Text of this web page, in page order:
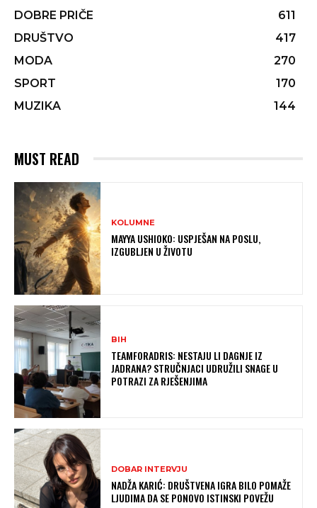
DOBRE PRIČE
611
DRUŠTVO
417
MODA
270
SPORT
170
MUZIKA
144
MUST READ
KOLUMNE
MAYYA USHIOKO: USPJEŠAN NA POSLU,
IZGUBLJEN U ŽIVOTU
BIH
TEAMFORADRIS: NESTAJU LI DAGNJE IZ
JADRANA? STRUČNJACI UDRUŽILI SNAGE U
POTRAZI ZA RJEŠENJIMA
DOBAR INTERVJU
NADŽA KARIĆ: DRUŠTVENA IGRA BILO POMAŽE
LJUDIMA DA SE PONOVO ISTINSKI POVEŽU